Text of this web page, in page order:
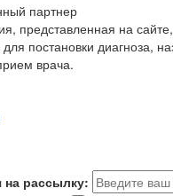
партнер
представленная на
постановки диагноза,
врача.
на рассылку: